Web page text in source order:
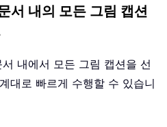
서 내의 모든 그림 캡션
내에서 모든 그림 캡션을 선
대로 빠르게 수행할 수 있습니